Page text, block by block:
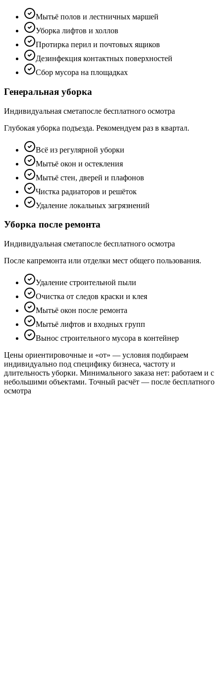
Мытьё полов и лестничных маршей
Уборка лифтов и холлов
Протирка перил и почтовых ящиков
Дезинфекция контактных поверхностей
Сбор мусора на площадках
Генеральная уборка
Индивидуальная сметапосле бесплатного осмотра
Глубокая уборка подъезда. Рекомендуем раз в квартал.
Всё из регулярной уборки
Мытьё окон и остекления
Мытьё стен, дверей и плафонов
Чистка радиаторов и решёток
Удаление локальных загрязнений
Уборка после ремонта
Индивидуальная сметапосле бесплатного осмотра
После капремонта или отделки мест общего пользования.
Удаление строительной пыли
Очистка от следов краски и клея
Мытьё окон после ремонта
Мытьё лифтов и входных групп
Вынос строительного мусора в контейнер
Цены ориентировочные и «от» — условия подбираем
индивидуально под специфику бизнеса, частоту и
длительность уборки. Минимального заказа нет: работаем и с
небольшими объектами. Точный расчёт — после бесплатного
осмотра